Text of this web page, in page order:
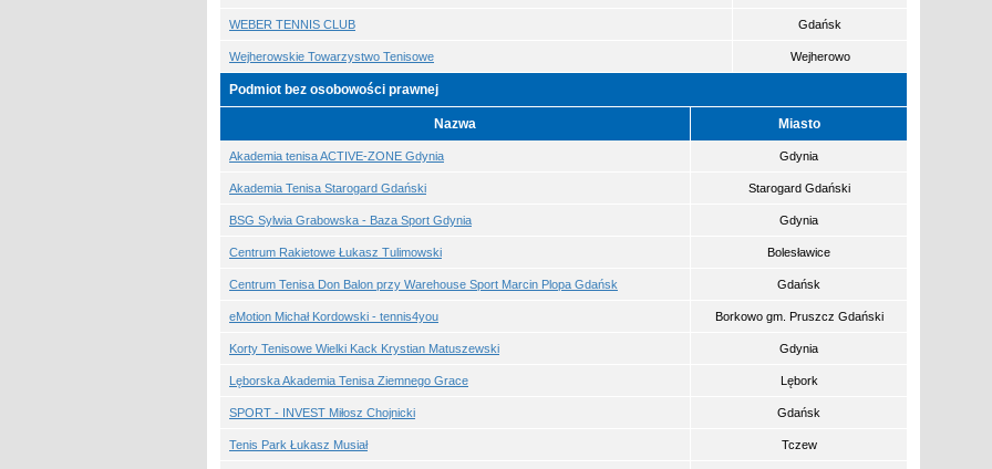
WEBER TENNIS CLUB Gdańsk
Wejherowskie Towarzystwo Tenisowe Wejherowo
Podmiot bez osobowości prawnej
Nazwa Miasto
Akademia tenisa ACTIVE-ZONE Gdynia Gdynia
Akademia Tenisa Starogard Gdański Starogard Gdański
BSG Sylwia Grabowska - Baza Sport Gdynia Gdynia
Centrum Rakietowe Łukasz Tulimowski Bolesławice
Centrum Tenisa Don Balon przy Warehouse Sport Marcin Plopa Gdańsk Gdańsk
eMotion Michał Kordowski - tennis4you Borkowo gm. Pruszcz Gdański
Korty Tenisowe Wielki Kack Krystian Matuszewski Gdynia
Lęborska Akademia Tenisa Ziemnego Grace Lębork
SPORT - INVEST Miłosz Chojnicki Gdańsk
Tenis Park Łukasz Musiał Tczew